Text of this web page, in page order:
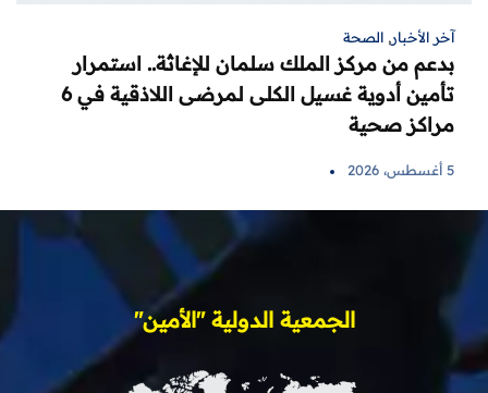
آخر الأخبار, الصحة
بدعم من مركز الملك سلمان للإغاثة.. استمرار
تأمين أدوية غسيل الكلى لمرضى اللاذقية في 6
مراكز صحية
5 أغسطس، 2026
الجمعية الدولية "الأمين"